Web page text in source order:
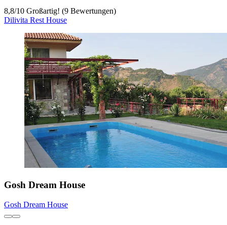
8,8/10 Großartig! (9 Bewertungen)
Dilivita Rest House
Gosh Dream House
Gosh Dream House